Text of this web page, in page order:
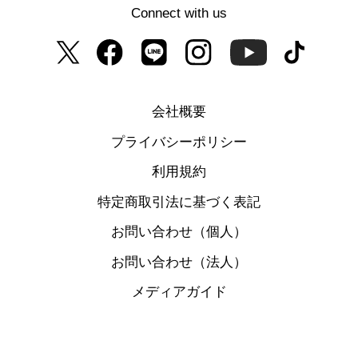
Connect with us
会社概要
プライバシーポリシー
利用規約
特定商取引法に基づく表記
お問い合わせ（個人）
お問い合わせ（法人）
メディアガイド